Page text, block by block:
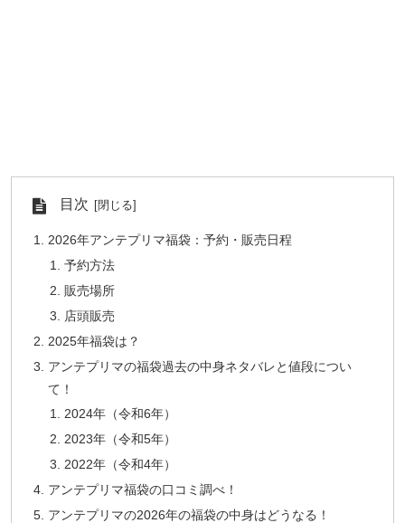
目次
2026年アンテプリマ福袋：予約・販売日程
予約方法
販売場所
店頭販売
2025年福袋は？
アンテプリマの福袋過去の中身ネタバレと値段につい
て！
2024年（令和6年）
2023年（令和5年）
2022年（令和4年）
アンテプリマ福袋の口コミ調べ！
アンテプリマの2026年の福袋の中身はどうなる！